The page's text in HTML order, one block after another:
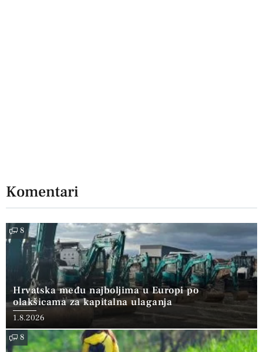
Komentari
8
Hrvatska među najboljima u Europi po
olakšicama za kapitalna ulaganja
1.8.2026
8